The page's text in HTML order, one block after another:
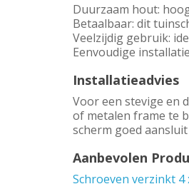
Duurzaam hout:
Betaalbaar: dit
Veelzijdig gebruik:
Eenvoudige
Installatieadvies
Voor een stevige en
of metalen frame te
scherm goed
Aanbevolen
Schroeven verzinkt